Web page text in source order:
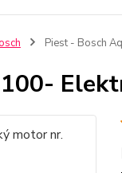
Piest - Bosch